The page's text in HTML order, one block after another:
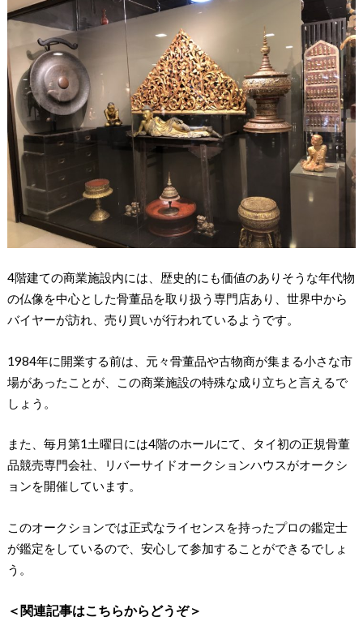
4階建ての商業施設内には、歴史的にも価値のありそうな年代物
の仏像を中心とした骨董品を取り扱う専門店あり、世界中から
バイヤーが訪れ、売り買いが行われているようです。
1984年に開業する前は、元々骨董品や古物商が集まる小さな市
場があったことが、この商業施設の特殊な成り立ちと言えるで
しょう。
また、毎月第1土曜日には4階のホールにて、タイ初の正規骨董
品競売専門会社、リバーサイドオークションハウスがオークシ
ョンを開催しています。
このオークションでは正式なライセンスを持ったプロの鑑定士
が鑑定をしているので、安心して参加することができるでしょ
う。
＜関連記事はこちらからどうぞ＞